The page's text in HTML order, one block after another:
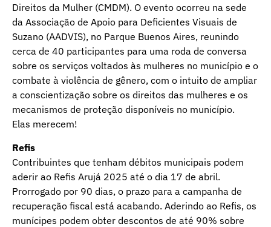
Direitos da Mulher (CMDM). O evento ocorreu na sede
da Associação de Apoio para Deficientes Visuais de
Suzano (AADVIS), no Parque Buenos Aires, reunindo
cerca de 40 participantes para uma roda de conversa
sobre os serviços voltados às mulheres no município e o
combate à violência de gênero, com o intuito de ampliar
a conscientização sobre os direitos das mulheres e os
mecanismos de proteção disponíveis no município.
Elas merecem!
Refis
Contribuintes que tenham débitos municipais podem
aderir ao Refis Arujá 2025 até o dia 17 de abril.
Prorrogado por 90 dias, o prazo para a campanha de
recuperação fiscal está acabando. Aderindo ao Refis, os
munícipes podem obter descontos de até 90% sobre